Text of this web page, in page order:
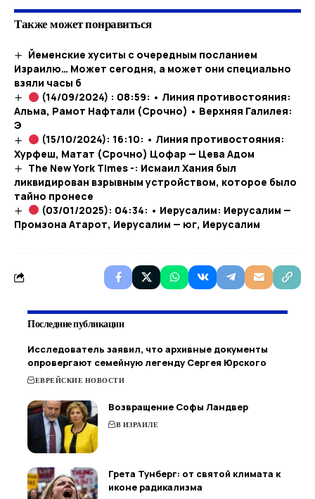
Также может понравиться
Йеменские хуситы с очередным посланием
Израилю… Может сегодня, а может они специально
взяли часы б
(14/09/2024) : 08:59: • Линия противостояния:
Альма, Рамот Нафтали (Срочно) • Верхняя Галилея:
Э
(15/10/2024): 16:10: • Линия противостояния:
Хурфеш, Матат (Срочно) Цофар — Цева Адом
The New York Times -: Исмаил Хания был
ликвидирован взрывным устройством, которое было
тайно пронесе
(03/01/2025): 04:34: • Иерусалим: Иерусалим —
Промзона Атарот, Иерусалим — юг, Иерусалим
Последние публикации
Исследователь заявил, что архивные документы
опровергают семейную легенду Сергея Юрского
ЕВРЕЙСКИЕ НОВОСТИ
Возвращение Софы Ландвер
В ИЗРАИЛЕ
Грета Тунберг: от святой климата к
иконе радикализма